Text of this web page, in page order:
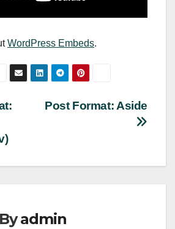
WordPress Embeds.
Post Format: Aside
Byadmin